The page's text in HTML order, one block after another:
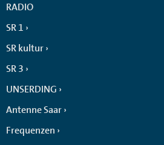
RADIO
SR 1
SR kultur
SR 3
UNSERDING
Antenne Saar
Frequenzen